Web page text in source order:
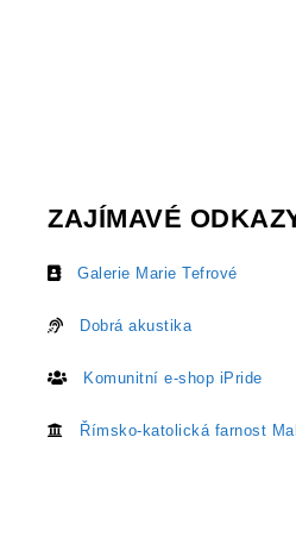
ZAJÍMAVÉ
Galerie Marie Tefrové
Dobrá akustika
Komunitní e-shop iPride
Římsko-katolická farnost